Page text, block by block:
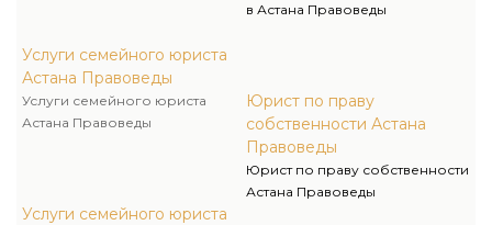
Услуги семейного юриста
Астана Правоведы
Услуги семейного юриста
Астана Правоведы
Услуги семейного юриста
в Астана Правоведы
Юрист по праву
собственности Астана
Правоведы
Юрист по праву собственности
Астана Правоведы